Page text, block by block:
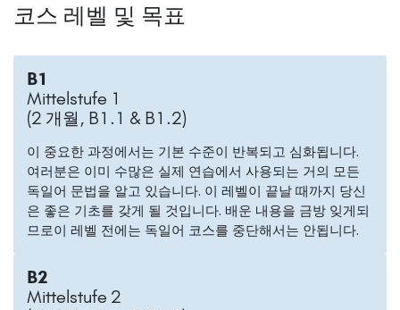
코스 레벨 및 목표
B1
Mittelstufe 1
(2 개월, B1.1 & B1.2)
이 중요한 과정에서는 기본 수준이 반복되고 심화됩니다.
여러분은 이미 수많은 실제 연습에서 사용되는 거의 모든
독일어 문법을 알고 있습니다. 이 레벨이 끝날 때까지 당신
은 좋은 기초를 갖게 될 것입니다. 배운 내용을 금방 잊게되
므로이 레벨 전에는 독일어 코스를 중단해서는 안됩니다.
B2
Mittelstufe 2